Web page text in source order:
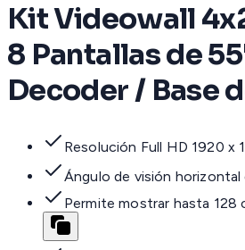
Kit Videowall
8 Pantallas de
Decoder / Base
Resolución Full HD 1920 x
Ángulo de visión horizontal
Permite mostrar hasta 128